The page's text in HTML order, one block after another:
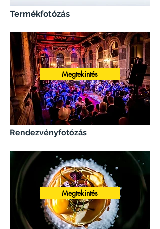
Termékfotózás
Megtekintés
Rendezvényfotózás
Megtekintés